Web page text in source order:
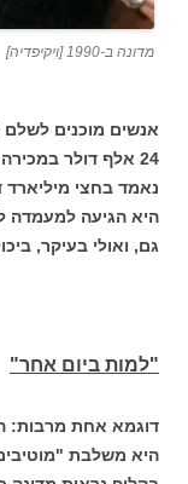
מדונה ב-1990 [ויקיפדיה]
24 אלף דולר
נאמד בחצי
היא הגיעה למעמדה
גם, ואולי בעיקר,
"למות ביום אחר"
דוגמא אחת מרבות:
היא משלבת